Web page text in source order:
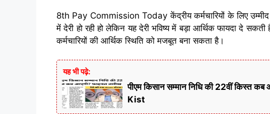
8th Pay Commission Today केंद्रीय कर्मचारियों के लिए
में देरी हो रही हो लेकिन यह देरी भविष्य में बड़ा आर्थिक फायदा दे
कर्मचारियों की आर्थिक स्थिति को मजबूत बना सकता है।
यह भी पढ़े:
पीएम किसान सम्मान निधि की 22वीं किस्त
Kist